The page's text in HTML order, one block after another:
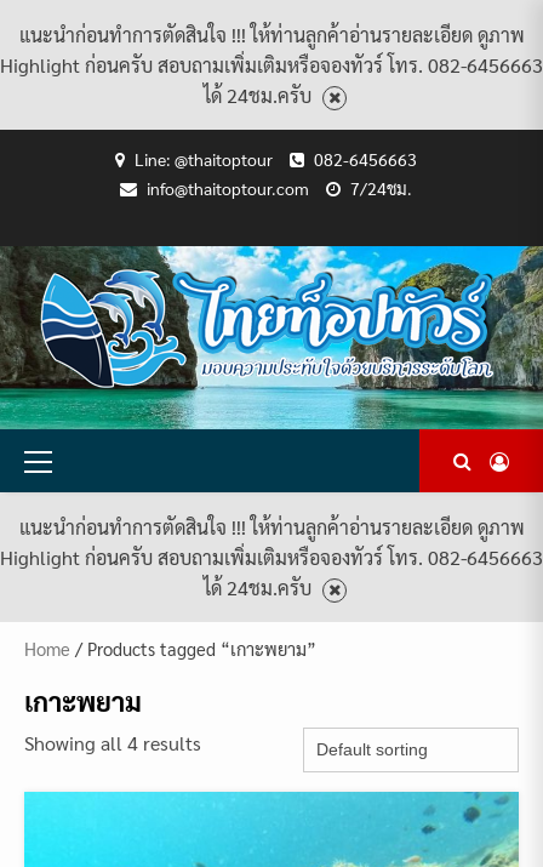
แนะนำก่อนทำการตัดสินใจ !!! ให้ท่านลูกค้าอ่านรายละเอียด ดูภาพ
Highlight ก่อนครับ สอบถามเพิ่มเติมหรือจองทัวร์ โทร. 082-6456663
ได้ 24ชม.ครับ
Line: @thaitoptour
082-6456663
info@thaitoptour.com
7/24ชม.
USACCOUNT
POLICY
AND
CONDITIONS
แพ็คเกจ
ทัวร์
ทั้งหมด
ต้อนรับ
สู่
ไทย
ท็อป
ทัวร์
กับ
เรา
ทัวร์
ทั้งหมด
Primary
แนะนำก่อนทำการตัดสินใจ !!! ให้ท่านลูกค้าอ่านรายละเอียด ดูภาพ
Highlight ก่อนครับ สอบถามเพิ่มเติมหรือจองทัวร์ โทร. 082-6456663
ได้ 24ชม.ครับ
Home / Products tagged “เกาะพยาม”
เกาะพยาม
Showing all 4 results